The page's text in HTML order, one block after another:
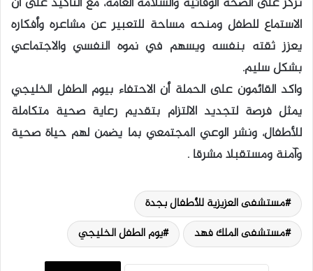
الاستماع للطفل ومنحه مساحة للتعبير عن مشاعره وأفكاره
يعزز ثقته بنفسه ويسهم في نموه النفسي والاجتماعي
بشكل سليم.
واكد القائمون على الحملة أن الاحتفاء بيوم الطفل الخليجي
يمثل فرصة لتجديد الالتزام بتقديم رعاية صحية متكاملة
للأطفال، ونشر الوعي المجتمعي بما يضمن لهم حياة صحية
وآمنة ومستقبلا مشرقا .
مستشفى العزيزية للأطفال بجدة
مستشفى الملك فهد
يوم الطفل الخليجي